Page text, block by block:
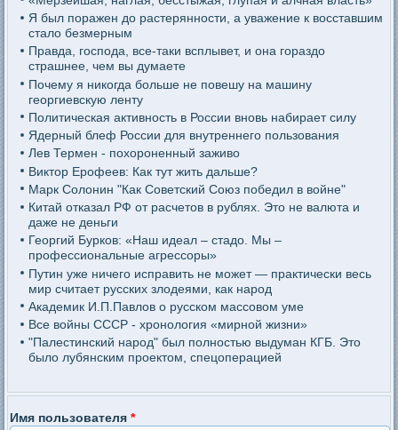
Я был поражен до растерянности, а уважение к восставшим
стало безмерным
Правда, господа, все-таки всплывет, и она гораздо
страшнее, чем вы думаете
Почему я никогда больше не повешу на машину
георгиевскую ленту
Политическая активность в России вновь набирает силу
Ядерный блеф России для внутреннего пользования
Лев Термен - похороненный заживо
Виктор Ерофеев: Как тут жить дальше?
Марк Солонин "Как Советский Союз победил в войне"
Китай отказал РФ от расчетов в рублях. Это не валюта и
даже не деньги
Георгий Бурков: «Наш идеал – стадо. Мы –
профессиональные агрессоры»
Путин уже ничего исправить не может — практически весь
мир считает русских злодеями, как народ
Академик И.П.Павлов о русском массовом уме
Все войны СССР - хронология «мирной жизни»
"Палестинский народ" был полностью выдуман КГБ. Это
было лубянским проектом, спецоперацией
Имя пользователя*